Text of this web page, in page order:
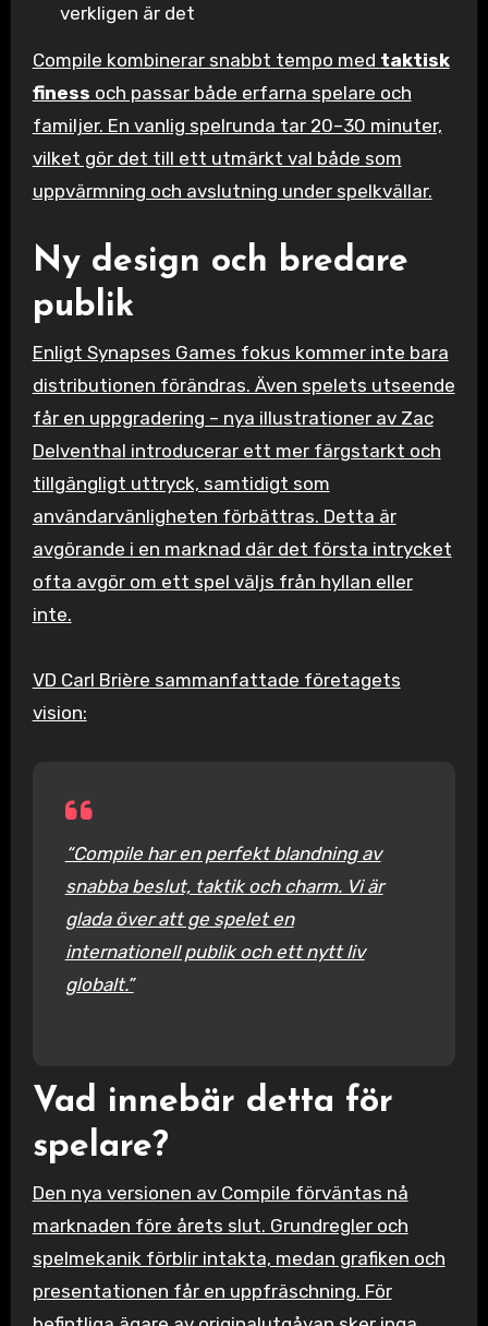
verkligen är det
Compile kombinerar snabbt tempo med taktisk
finess och passar både erfarna spelare och
familjer. En vanlig spelrunda tar 20–30 minuter,
vilket gör det till ett utmärkt val både som
uppvärmning och avslutning under spelkvällar.
Ny design och bredare
publik
Enligt Synapses Games fokus kommer inte bara
distributionen förändras. Även spelets utseende
får en uppgradering – nya illustrationer av Zac
Delventhal introducerar ett mer färgstarkt och
tillgängligt uttryck, samtidigt som
användarvänligheten förbättras. Detta är
avgörande i en marknad där det första intrycket
ofta avgör om ett spel väljs från hyllan eller
inte.
VD Carl Brière sammanfattade företagets
vision:
“Compile har en perfekt blandning av
snabba beslut, taktik och charm. Vi är
glada över att ge spelet en
internationell publik och ett nytt liv
globalt.”
Vad innebär detta för
spelare?
Den nya versionen av Compile förväntas nå
marknaden före årets slut. Grundregler och
spelmekanik förblir intakta, medan grafiken och
presentationen får en uppfräschning. För